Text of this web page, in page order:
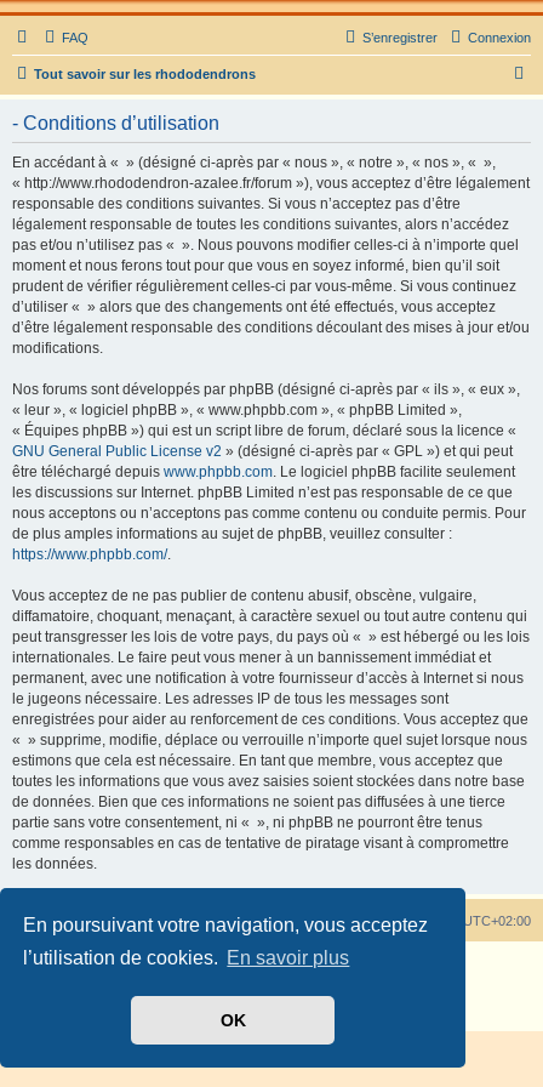
En poursuivant votre navigation, vous acceptez
l’utilisation de cookies. En savoir plus
OK
FAQ Connexion
S’enregistrer
Tout savoir sur les rhododendrons
e
- Conditions d’utilisation
En accédant à « » (désigné ci-après par « nous », « notre », « nos », « »,
« http://www.rhododendron-azalee.fr/forum »), vous acceptez d’être légalement
responsable des conditions suivantes. Si vous n’acceptez pas d’être
légalement responsable de toutes les conditions suivantes, alors n’accédez
pas et/ou n’utilisez pas « ». Nous pouvons modifier celles-ci à n’importe quel
moment et nous ferons tout pour que vous en soyez informé, bien qu’il soit
prudent de vérifier régulièrement celles-ci par vous-même. Si vous continuez
d’utiliser « » alors que des changements ont été effectués, vous acceptez
d’être légalement responsable des conditions découlant des mises à jour et/ou
modifications.
Nos forums sont développés par phpBB (désigné ci-après par « ils », « eux »,
« leur », « logiciel phpBB », « www.phpbb.com », « phpBB Limited »,
« Équipes phpBB ») qui est un script libre de forum, déclaré sous la licence «
GNU General Public License v2 » (désigné ci-après par « GPL ») et qui peut
être téléchargé depuis www.phpbb.com. Le logiciel phpBB facilite seulement
les discussions sur Internet. phpBB Limited n’est pas responsable de ce que
nous acceptons ou n’acceptons pas comme contenu ou conduite permis. Pour
de plus amples informations au sujet de phpBB, veuillez consulter :
https://www.phpbb.com/.
Vous acceptez de ne pas publier de contenu abusif, obscène, vulgaire,
diffamatoire, choquant, menaçant, à caractère sexuel ou tout autre contenu qui
peut transgresser les lois de votre pays, du pays où « » est hébergé ou les lois
internationales. Le faire peut vous mener à un bannissement immédiat et
permanent, avec une notification à votre fournisseur d’accès à Internet si nous
le jugeons nécessaire. Les adresses IP de tous les messages sont
enregistrées pour aider au renforcement de ces conditions. Vous acceptez que
« » supprime, modifie, déplace ou verrouille n’importe quel sujet lorsque nous
estimons que cela est nécessaire. En tant que membre, vous acceptez que
toutes les informations que vous avez saisies soient stockées dans notre base
de données. Bien que ces informations ne soient pas diffusées à une tierce
partie sans votre consentement, ni « », ni phpBB ne pourront être tenus
comme responsables en cas de tentative de piratage visant à compromettre
les données.
Tout savoir sur les rhododendrons Heures au format UTC+02:00
Développé parphpBB® Forum Software © phpBB Limited